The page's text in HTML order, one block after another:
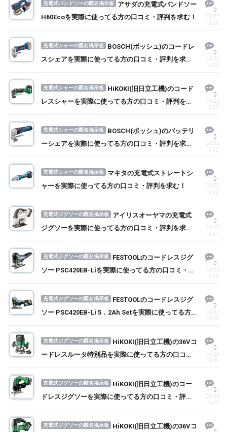
充電式バンドソーの匿名掲示板
アサダの充電式バンドソー
H60Ecoを実際に使ってる方の口コミ・評判を求む！
0
05/22
15:56
充電式シャーの匿名掲示板
BOSCH(ボッシュ)のコードレ
スシェアを実際に使ってる方の口コミ・評判を求
0
05/22
15:54
充電式シャーの匿名掲示板
HiKOKI(旧日立工機)のコード
レスシャーを実際に使ってる方の口コミ・評判を求
0
05/22
15:53
充電式シャーの匿名掲示板
BOSCH(ボッシュ)のバッテリ
ーシェアを実際に使ってる方の口コミ・評判を求
0
05/22
15:52
充電式シャーの匿名掲示板
マキタの充電式ストレートシ
ャーを実際に使ってる方の口コミ・評判を求む！
0
05/22
15:52
充電式ジグソーの匿名掲示板
アイリスオーヤマの充電式
ジグソーを実際に使ってる方の口コミ・評判を求
0
05/22
15:51
充電式ジグソーの匿名掲示板
FESTOOLのコードレスジグ
ソー PSC420EB-Liを実際に使ってる方の口コミ・評
0
05/22
15:50
充電式ジグソーの匿名掲示板
FESTOOLのコードレスジグ
ソー PSC420EB-Li 5．2Ah Setを実際に使ってる方
0
05/22
15:49
充電式ジグソーの匿名掲示板
HiKOKI(旧日立工機)の36Vコ
ードレスルータ特別品を実際に使ってる方の口コ
0
05/22
15:48
充電式ジグソーの匿名掲示板
HiKOKI(旧日立工機)のコー
ドレスジグソーを実際に使ってる方の口コミ・評判
0
05/22
15:47
充電式ジグソーの匿名掲示板
HiKOKI(旧日立工機)の36Vコ